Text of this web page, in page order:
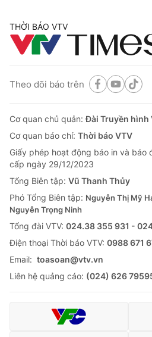
THỜI BÁO VTV
Theo dõi báo trên
Cơ quan chủ quản:Đài Truyền hình
Cơ quan báo chí: Thời báo VTV
Giấy phép hoạt động báo in và báo
cấp ngày 29/12/2023
Tổng Biên tập: Vũ Thanh Thủy
Phó Tổng Biên tập: Nguyễn Thị Mỹ
Nguyễn Trọng Ninh
Tổng đài VTV: 024.38 355 931 -
Ðiện thoại Thời báo VTV: 0988 671
Email: toasoan@vtv.vn
Liên hệ quảng cáo: (024) 626